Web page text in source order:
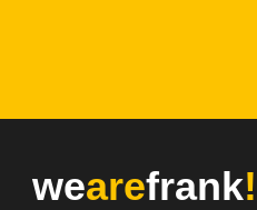
wearefrank!